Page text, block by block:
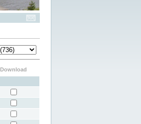
Download